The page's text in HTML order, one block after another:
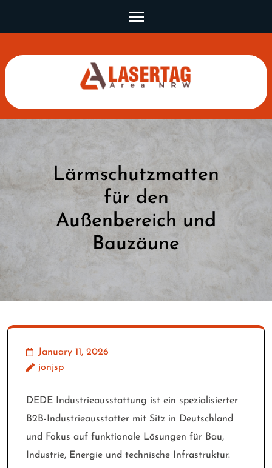
(Press
Lärmschutzmatten
für den
Außenbereich und
Bauzäune
January 11, 2026
jonjsp
DEDE Industrieausstattung ist ein spezialisierter
B2B-Industrieausstatter mit Sitz in Deutschland
und Fokus auf funktionale Lösungen für Bau,
Industrie, Energie und technische Infrastruktur.